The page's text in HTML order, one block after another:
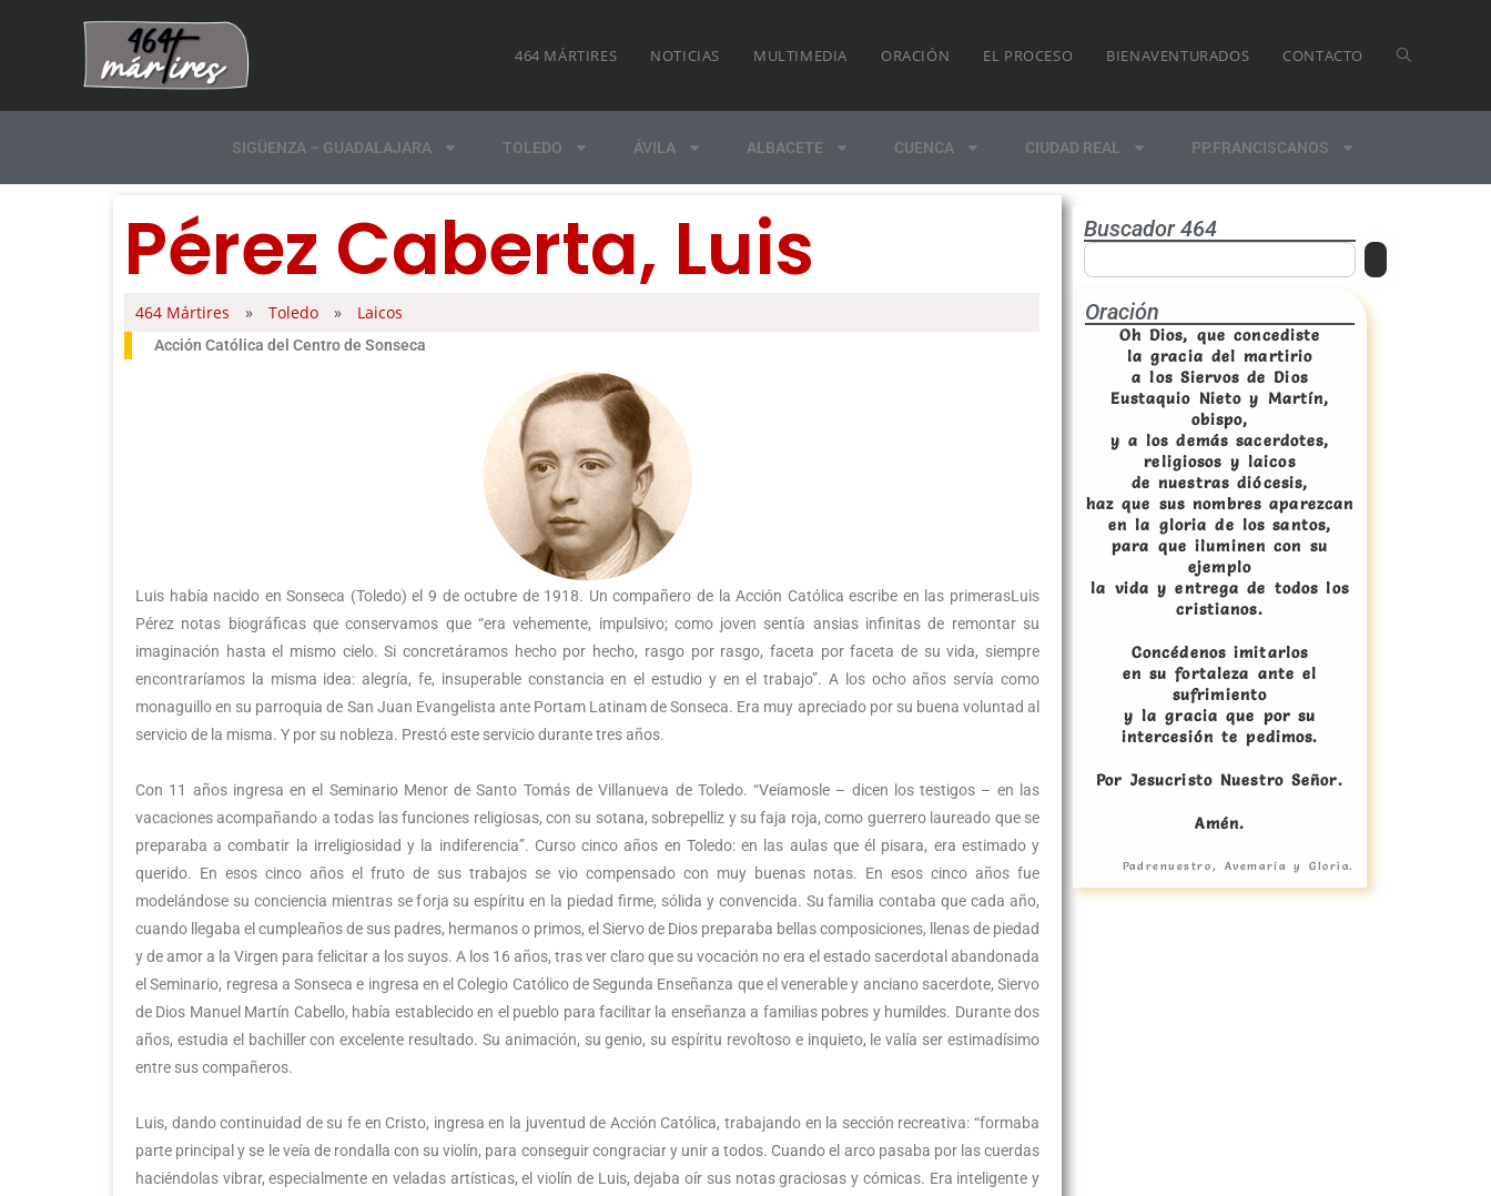
464 MÁRTIRES NOTICIAS MULTIMEDIA ORACIÓN EL PROCESO BIENAVENTURADOS CONTACTO
SIGÜENZA – GUADALAJARA TOLEDO ÁVILA ALBACETE CUENCA CIUDAD REAL PP.FRANCISCANOS
Pérez Caberta, Luis
464 Mártires » Toledo » Laicos
Acción Católica del Centro de Sonseca
Luis había nacido en Sonseca (Toledo) el 9 de octubre de 1918. Un compañero de la Acción Católica escribe en las primerasLuis
Pérez notas biográficas que conservamos que “era vehemente, impulsivo; como joven sentía ansias infinitas de remontar su
imaginación hasta el mismo cielo. Si concretáramos hecho por hecho, rasgo por rasgo, faceta por faceta de su vida, siempre
encontraríamos la misma idea: alegría, fe, insuperable constancia en el estudio y en el trabajo”. A los ocho años servía como
monaguillo en su parroquia de San Juan Evangelista ante Portam Latinam de Sonseca. Era muy apreciado por su buena voluntad al
servicio de la misma. Y por su nobleza. Prestó este servicio durante tres años.
Con 11 años ingresa en el Seminario Menor de Santo Tomás de Villanueva de Toledo. “Veíamosle – dicen los testigos – en las
vacaciones acompañando a todas las funciones religiosas, con su sotana, sobrepelliz y su faja roja, como guerrero laureado que se
preparaba a combatir la irreligiosidad y la indiferencia”. Curso cinco años en Toledo: en las aulas que él pisara, era estimado y
querido. En esos cinco años el fruto de sus trabajos se vio compensado con muy buenas notas. En esos cinco años fue
modelándose su conciencia mientras se forja su espíritu en la piedad firme, sólida y convencida. Su familia contaba que cada año,
cuando llegaba el cumpleaños de sus padres, hermanos o primos, el Siervo de Dios preparaba bellas composiciones, llenas de piedad
y de amor a la Virgen para felicitar a los suyos. A los 16 años, tras ver claro que su vocación no era el estado sacerdotal abandonada
el Seminario, regresa a Sonseca e ingresa en el Colegio Católico de Segunda Enseñanza que el venerable y anciano sacerdote, Siervo
de Dios Manuel Martín Cabello, había establecido en el pueblo para facilitar la enseñanza a familias pobres y humildes. Durante dos
años, estudia el bachiller con excelente resultado. Su animación, su genio, su espíritu revoltoso e inquieto, le valía ser estimadísimo
entre sus compañeros.
Luis, dando continuidad de su fe en Cristo, ingresa en la juventud de Acción Católica, trabajando en la sección recreativa: “formaba
parte principal y se le veía de rondalla con su violín, para conseguir congraciar y unir a todos. Cuando el arco pasaba por las cuerdas
haciéndolas vibrar, especialmente en veladas artísticas, el violín de Luis, dejaba oír sus notas graciosas y cómicas. Era inteligente y
Buscador 464
Oración
Oh Dios, que concediste
la gracia del martirio
a los Siervos de Dios
Eustaquio Nieto y Martín,
obispo,
y a los demás sacerdotes,
religiosos y laicos
de nuestras diócesis,
haz que sus nombres aparezcan
en la gloria de los santos,
para que iluminen con su
ejemplo
la vida y entrega de todos los
cristianos.
Concédenos imitarlos
en su fortaleza ante el
sufrimiento
y la gracia que por su
intercesión te pedimos.
Por Jesucristo Nuestro Señor.
Amén.
Padrenuestro, Avemaría y Gloria.